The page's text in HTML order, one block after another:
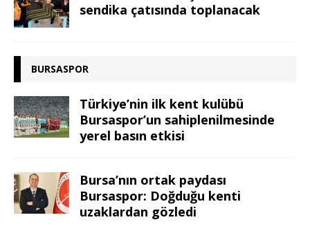
sendika çatısında toplanacak
BURSASPOR
Türkiye’nin ilk kent kulübü
Bursaspor’un sahiplenilmesinde
yerel basın etkisi
Bursa’nın ortak paydası
Bursaspor: Doğduğu kenti
uzaklardan gözledi